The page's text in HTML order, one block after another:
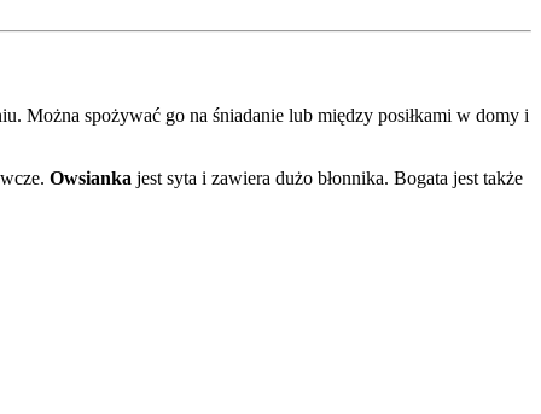
Można spożywać go na śniadanie lub między posiłkami w domy i
Owsianka jest syta i zawiera dużo błonnika. Bogata jest także